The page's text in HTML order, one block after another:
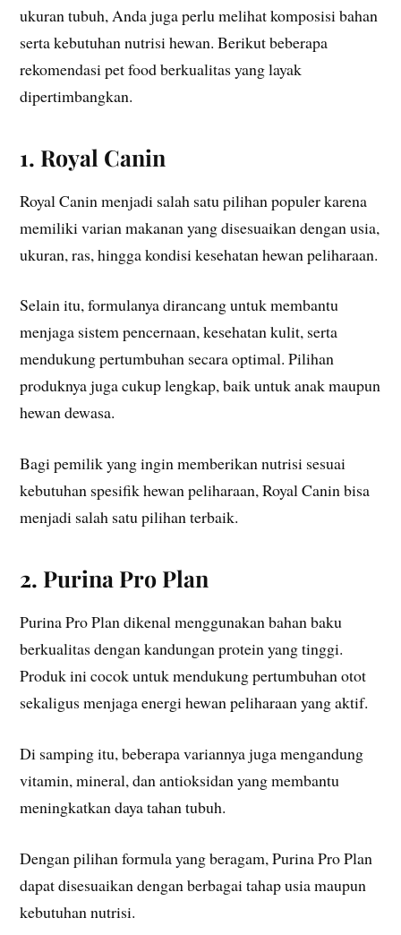
ukuran tubuh, Anda juga perlu melihat komposisi bahan
serta kebutuhan nutrisi hewan. Berikut beberapa
rekomendasi pet food berkualitas yang layak
dipertimbangkan.
1. Royal Canin
Royal Canin menjadi salah satu pilihan populer karena
memiliki varian makanan yang disesuaikan dengan usia,
ukuran, ras, hingga kondisi kesehatan hewan peliharaan.
Selain itu, formulanya dirancang untuk membantu
menjaga sistem pencernaan, kesehatan kulit, serta
mendukung pertumbuhan secara optimal. Pilihan
produknya juga cukup lengkap, baik untuk anak maupun
hewan dewasa.
Bagi pemilik yang ingin memberikan nutrisi sesuai
kebutuhan spesifik hewan peliharaan, Royal Canin bisa
menjadi salah satu pilihan terbaik.
2. Purina Pro Plan
Purina Pro Plan dikenal menggunakan bahan baku
berkualitas dengan kandungan protein yang tinggi.
Produk ini cocok untuk mendukung pertumbuhan otot
sekaligus menjaga energi hewan peliharaan yang aktif.
Di samping itu, beberapa variannya juga mengandung
vitamin, mineral, dan antioksidan yang membantu
meningkatkan daya tahan tubuh.
Dengan pilihan formula yang beragam, Purina Pro Plan
dapat disesuaikan dengan berbagai tahap usia maupun
kebutuhan nutrisi.